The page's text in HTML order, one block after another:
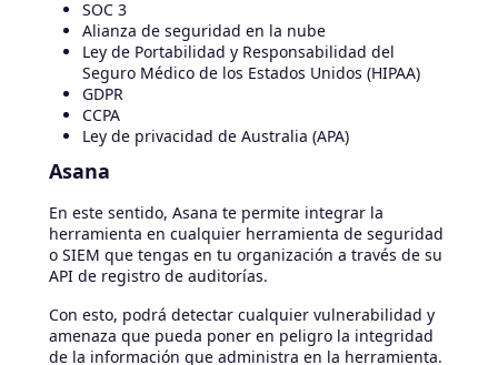
SOC 3
Alianza de seguridad en la nube
Ley de Portabilidad y Responsabilidad del
Seguro Médico de los Estados Unidos (HIPAA)
GDPR
CCPA
Ley de privacidad de Australia (APA)
Asana
En este sentido, Asana te permite integrar la
herramienta en cualquier herramienta de seguridad
o SIEM que tengas en tu organización a través de su
API de registro de auditorías.
Con esto, podrá detectar cualquier vulnerabilidad y
amenaza que pueda poner en peligro la integridad
de la información que administra en la herramienta.